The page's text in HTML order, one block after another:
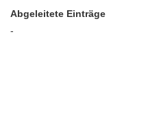
Abgeleitete Einträge
-